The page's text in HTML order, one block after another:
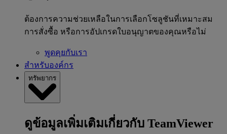
ต้องการความช่วยเหลือในการเลือกโซลูชันที่เหมาะสม
การสั่งซื้อ หรือการอัปเกรดใบอนุญาตของคุณหรือไม่
พูดคุยกับเรา
สำหรับองค์กร
ทรัพยากร
ดูข้อมูลเพิ่มเติมเกี่ยวกับ TeamViewer